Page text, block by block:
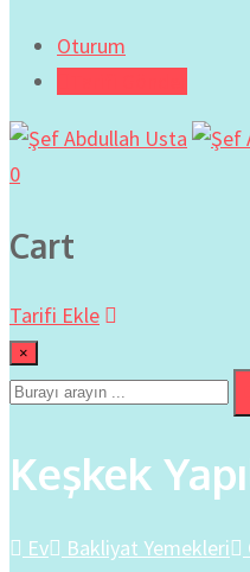
Oturum
0
Cart
Tarifi Ekle
×
Keşkek
Ev Bakliyat Yemekleri